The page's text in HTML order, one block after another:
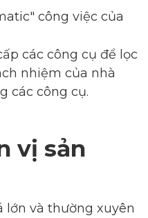
công việc của
các công cụ để lọc
nhiệm của nhà
các công cụ.
vị sản
lớn và thường xuyên